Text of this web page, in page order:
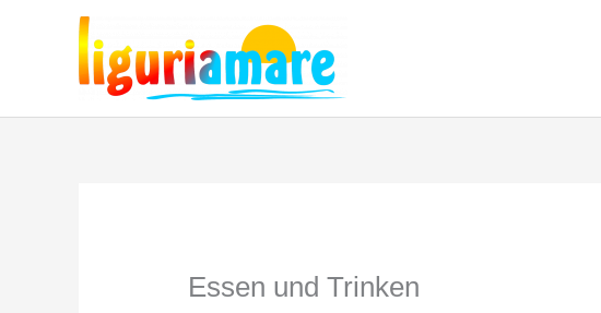
Essen und Trinken